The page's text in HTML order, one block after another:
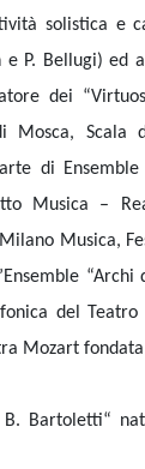
solistica e
P. Bellugi) ed
dei
Mosca,
di
Musica –
Musica,
del
Mozart
Bartoletti“